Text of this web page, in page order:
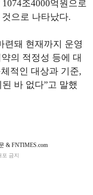
조4000억원으로
으로 나타났다.
련돼 현재까지 운영
의 적정성 등에 대
적인 대상과 기준,
바 없다”고 말했
& FNTIMES.com
포 금지